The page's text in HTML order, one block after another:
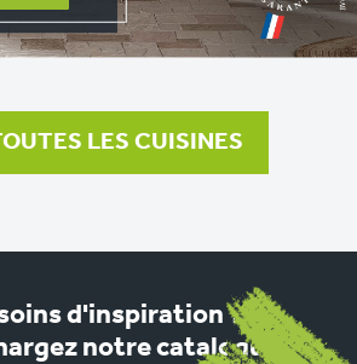
LES CUISINES
d'inspiration ?
notre catalogue